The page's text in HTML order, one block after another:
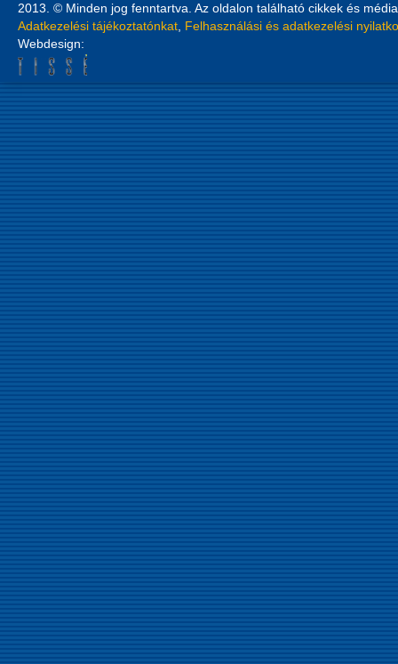
2013. © Minden jog fenntartva. Az oldalon található cikkek és
Adatkezelési tájékoztatónkat Felhasználási és adatkezelési
Webdesign: